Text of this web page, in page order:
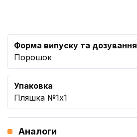
Форма випуску та дозування
Порошок
Упаковка
Пляшка №1x1
Аналоги